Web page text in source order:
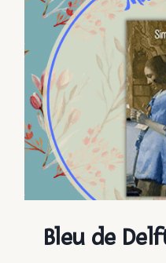
DE
CÉCILE
Bleu de